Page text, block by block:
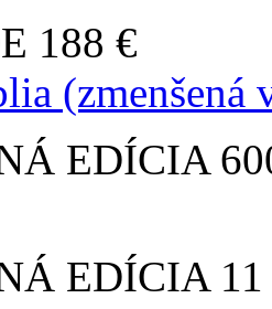
188 €
(zmenšená
EDÍCIA
EDÍCIA